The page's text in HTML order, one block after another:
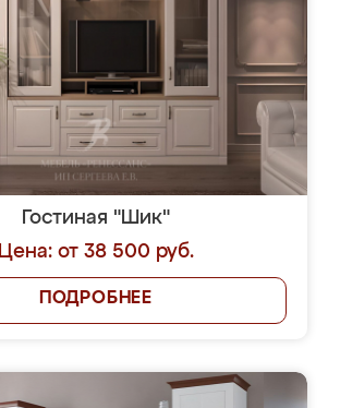
Гостиная "Шик"
Цена: от 38 500 руб.
ПОДРОБНЕЕ